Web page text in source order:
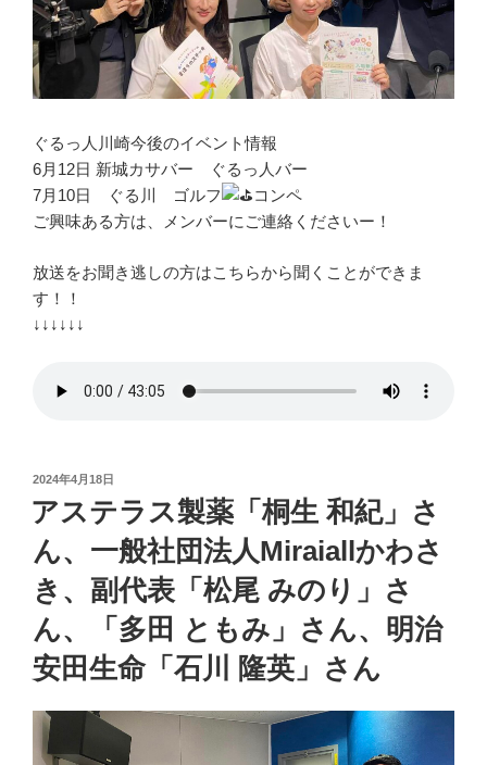
ぐるっ人川崎今後のイベント情報
6月12日 新城カサバー ぐるっ人バー
7月10日 ぐる川 ゴルフ
コンペ
ご興味ある方は、メンバーにご連絡くださいー！
放送をお聞き逃しの方はこちらから聞くことができま
す！！
↓↓↓↓↓↓
投
日:
2024年4月18日
アステラス製薬「桐生 和紀」さ
ん、一般社団法人Miraiallかわさ
き、副代表「松尾 みのり」さ
ん、「多田 ともみ」さん、明治
安田生命「石川 隆英」さん